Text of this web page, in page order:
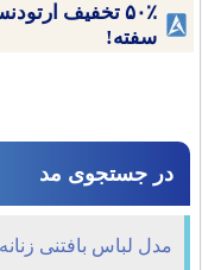
۵۰٪ تخفیف
سفته!
در جستجوی مد
مدل لباس بافتنی